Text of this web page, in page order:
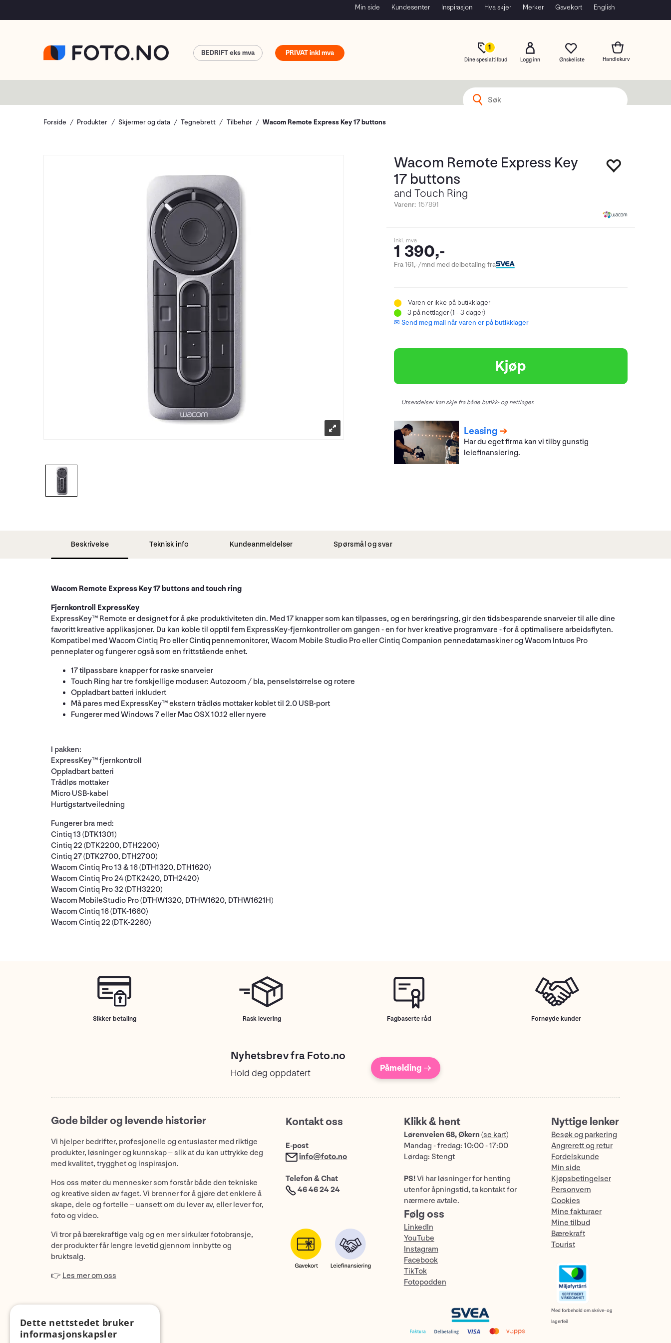
Min side Kundesenter Inspirasjon Hva skjer Merker Gavekort English
1
Dine spesialtilbud Logg inn
PRIVAT
BEDRIFT
Forside Produkter Skjermer og data Tegnebrett Tilbehør Wacom Remote Express Key 17 buttons
Wacom Remote Express Key
17 buttons
and Touch Ring
Varenr: 157891
inkl. mva
1 390,-
Fra 161,-/mnd med delbetaling fra
Varen er ikke på butikklager
3 på nettlager (1 - 3 dager)
✉ Send meg mail når varen er på butikklager
Kjøp
Utsendelser kan skje fra både butikk- og nettlager.
Leasing
Har du eget firma kan vi tilby gunstig
leiefinansiering.
Beskrivelse Teknisk info Kundeanmeldelser Spørsmål og svar
Wacom Remote Express Key 17 buttons and touch ring
Fjernkontroll ExpressKey
ExpressKey™ Remote er designet for å øke produktiviteten din. Med 17 knapper som kan tilpasses, og en berøringsring, gir den tidsbesparende snarveier til alle dine
favoritt kreative applikasjoner. Du kan koble til opptil fem ExpressKey-fjernkontroller om gangen - en for hver kreative programvare - for å optimalisere arbeidsflyten.
Kompatibel med Wacom Cintiq Pro eller Cintiq pennemonitorer, Wacom Mobile Studio Pro eller Cintiq Companion pennedatamaskiner og Wacom Intuos Pro
penneplater og fungerer også som en frittstående enhet.
17 tilpassbare knapper for raske snarveier
Touch Ring har tre forskjellige moduser: Autozoom / bla, penselstørrelse og rotere
Oppladbart batteri inkludert
Må pares med ExpressKey™ ekstern trådløs mottaker koblet til 2.0 USB-port
Fungerer med Windows 7 eller Mac OSX 10.12 eller nyere
I pakken:
ExpressKey™ fjernkontroll
Oppladbart batteri
Trådløs mottaker
Micro USB-kabel
Hurtigstartveiledning
Fungerer bra med:
Cintiq 13 (DTK1301)
Cintiq 22 (DTK2200, DTH2200)
Cintiq 27 (DTK2700, DTH2700)
Wacom Cintiq Pro 13 & 16 (DTH1320, DTH1620)
Wacom Cintiq Pro 24 (DTK2420, DTH2420)
Wacom Cintiq Pro 32 (DTH3220)
Wacom MobileStudio Pro (DTHW1320, DTHW1620, DTHW1621H)
Wacom Cintiq 16 (DTK-1660)
Wacom Cintiq 22 (DTK-2260)
Sikker betaling Rask levering Fagbaserte råd Fornøyde kunder
Nyhetsbrev fra Foto.no
Hold deg oppdatert Påmelding →
Gode bilder og levende historier
Vi hjelper bedrifter, profesjonelle og entusiaster med riktige
produkter, løsninger og kunnskap – slik at du kan uttrykke deg
med kvalitet, trygghet og inspirasjon.
Hos oss møter du mennesker som forstår både den tekniske
og kreative siden av faget. Vi brenner for å gjøre det enklere å
skape, dele og fortelle – uansett om du lever av, eller lever for,
foto og video.
Vi tror på bærekraftige valg og en mer sirkulær fotobransje,
der produkter får lengre levetid gjennom innbytte og
bruktsalg.
👉 Les mer om oss
Kontakt oss
E-post
info@foto.no
Telefon & Chat
46 46 24 24
Klikk & hent
Lørenveien 68, Økern (se kart)
Mandag - fredag: 10:00 - 17:00
Lørdag: Stengt
PS!Vi har løsninger for henting
utenfor åpningstid, ta kontakt for
nærmere avtale.
Følg oss
LinkedIn
YouTube
Instagram
Facebook
TikTok
Fotopodden
Nyttige lenker
Besøk og parkering
Angrerett og retur
Fordelskunde
Min side
Kjøpsbetingelser
Personvern
Cookies
Mine fakturaer
Mine tilbud
Bærekraft
Tourist
Med forbehold om skrive- og
lagerfeil
Dette nettstedet bruker
informasjonskapsler